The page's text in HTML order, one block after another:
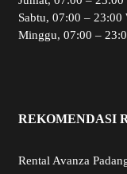
Sabtu, 07:00 – 23:00
Minggu, 07:00 –
REKOMENDASI
Rental Avanza